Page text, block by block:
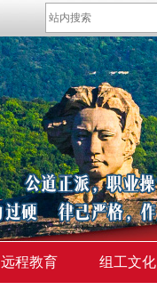
远程教育 组工文化